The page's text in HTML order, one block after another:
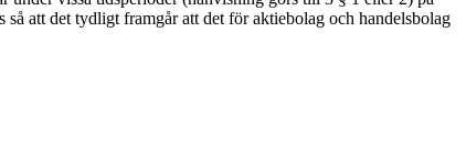
att det tydligt framgår att det för aktiebolag och handelsbolag